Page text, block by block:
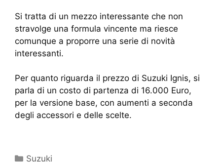
Si tratta di un mezzo interessante che non
stravolge una formula vincente ma riesce
comunque a proporre una serie di novità
interessanti.
Per quanto riguarda il prezzo di Suzuki Ignis, si
parla di un costo di partenza di 16.000 Euro,
per la versione base, con aumenti a seconda
degli accessori e delle scelte.
Suzuki